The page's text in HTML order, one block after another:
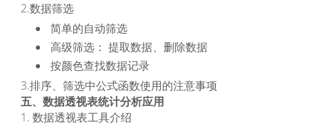
2.数据筛选
简单的自动筛选
高级筛选： 提取数据、删除数据
按颜色查找数据记录
3.排序、筛选中公式函数使用的注意事项
五、数据透视表统计分析应用
1. 数据透视表工具介绍